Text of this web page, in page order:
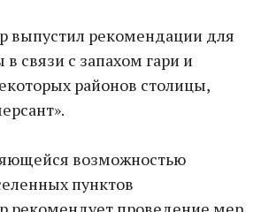
выпустил рекомендации для
связи с запахом гари и
районов столицы,
возможностью
пунктов